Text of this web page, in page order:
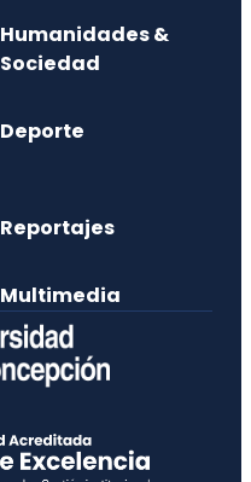
Humanidades &
Sociedad
Deporte
Reportajes
Multimedia